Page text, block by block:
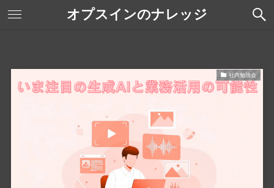
オプスインのナレッジ
社内勉強会